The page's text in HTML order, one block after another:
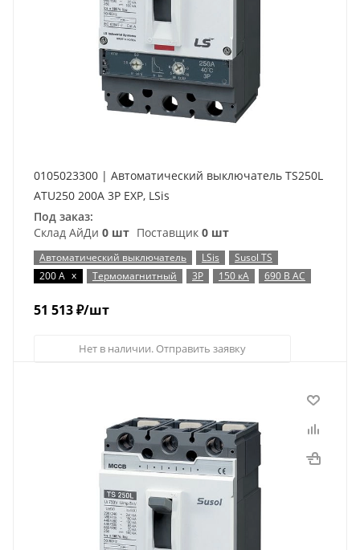
0105023300 | Автоматический выключатель TS250L
ATU250 200A 3P EXP, LSis
Под заказ:
Склад АйДи 0 шт Поставщик 0 шт
Автоматический выключатель LSis
Susol TS
200 А x Термомагнитный 3P 150 кА 690 В AC
51 513₽/шт
Нет в наличии. Отправить заявку